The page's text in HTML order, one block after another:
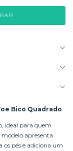
Bico Quadrado
ideal para quem
apresenta
os pés e adiciona um